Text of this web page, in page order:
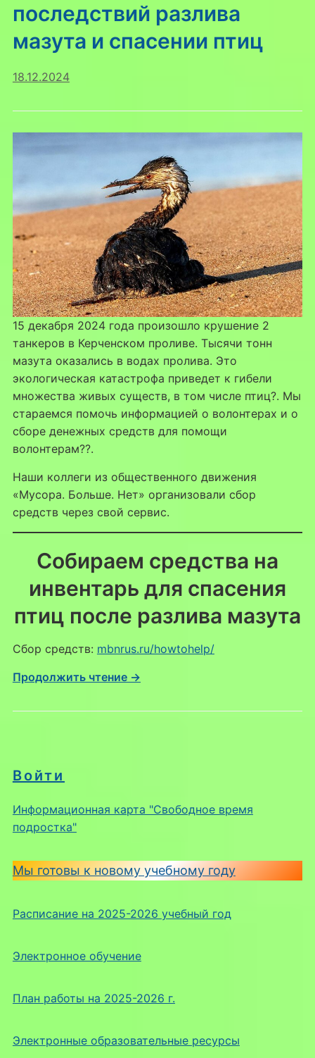
Войти
Информационная карта "Свободное время
подростка"
Мы готовы к новому учебному году
Расписание на 2025-2026 учебный год
Электронное обучение
План работы на 2025-2026 г.
Электронные образовательные ресурсы
последствий разлива
мазута и спасении птиц
18.12.2024
15 декабря 2024 года произошло крушение 2
танкеров в Керченском проливе. Тысячи тонн
мазута оказались в водах пролива. Это
экологическая катастрофа приведет к гибели
множества живых существ, в том числе птиц?. Мы
стараемся помочь информацией о волонтерах и о
сборе денежных средств для помощи
волонтерам??.
Наши коллеги из общественного движения
«Мусора. Больше. Нет» организовали сбор
средств через свой сервис.
Собираем средства на
инвентарь для спасения
птиц после разлива мазута
Сбор средств: mbnrus.ru/howtohelp/
Продолжить чтение →